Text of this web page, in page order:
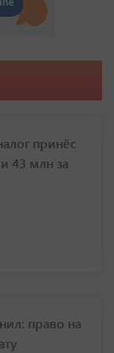
принёс
43 млн за
право на